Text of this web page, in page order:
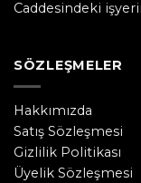
Caddesindeki
SÖZLEŞMELER
Hakkımızda
Satış Sözleşmesi
Gizlilik Politikası
Üyelik Sözleşmesi